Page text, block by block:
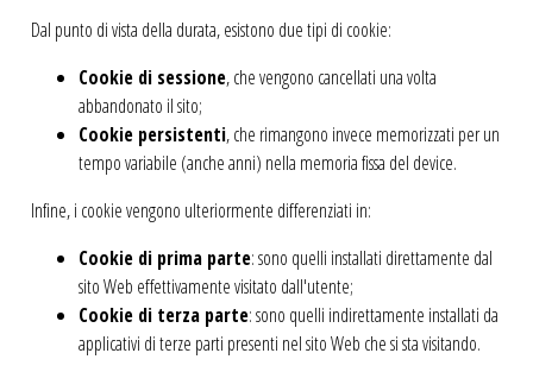
Dal punto di vista della durata, esistono due tipi di cookie:
Cookie di sessione, che vengono cancellati una volta
abbandonato il sito;
Cookie persistenti, che rimangono invece memorizzati per un
tempo variabile (anche anni) nella memoria fissa del device.
Infine, i cookie vengono ulteriormente differenziati in:
Cookie di prima parte: sono quelli installati direttamente dal
sito Web effettivamente visitato dall'utente;
Cookie di terza parte: sono quelli indirettamente installati da
applicativi di terze parti presenti nel sito Web che si sta visitando.